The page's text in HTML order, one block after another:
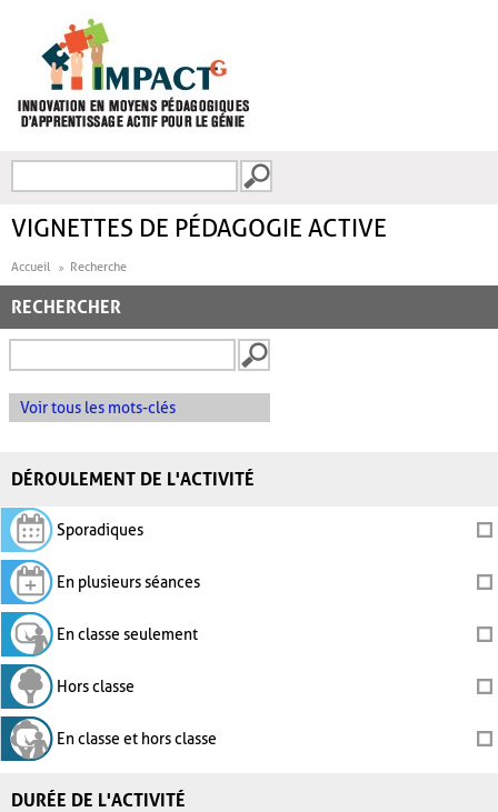
FORMULAIRE DE
VIGNETTES DE PÉDAGOGIE ACTIVE
Accueil Recherche
RECHERCHER
Voir tous les mots-clés
DÉROULEMENT DE L'ACTIVITÉ
Sporadiques
En plusieurs séances
En classe seulement
Hors classe
En classe et hors classe
DURÉE DE L'ACTIVITÉ